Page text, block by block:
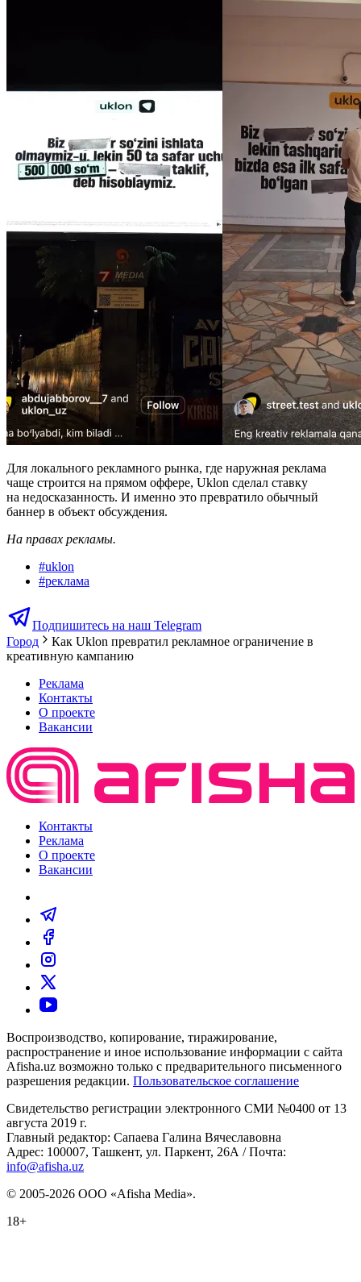
Для локального рекламного рынка, где наружная реклама
чаще строится на прямом оффере, Uklon сделал ставку
на недосказанность. И именно это превратило обычный
баннер в объект обсуждения.
На правах рекламы.
#uklon
#реклама
Подпишитесь на наш Telegram
Город
Как Uklon превратил рекламное ограничение в
креативную кампанию
Реклама
Контакты
О проекте
Вакансии
Контакты
Реклама
О проекте
Вакансии
Воспроизводство, копирование, тиражирование,
распространение и иное использование информации с сайта
Afisha.uz возможно только с предварительного письменного
разрешения редакции. Пользовательское соглашение
Свидетельство регистрации электронного СМИ №0400 от 13
августа 2019 г.
Главный редактор: Сапаева Галина Вячеславовна
Адрес: 100007, Ташкент, ул. Паркент, 26А / Почта:
info@afisha.uz
© 2005-2026 ООО «Afisha Media».
18+